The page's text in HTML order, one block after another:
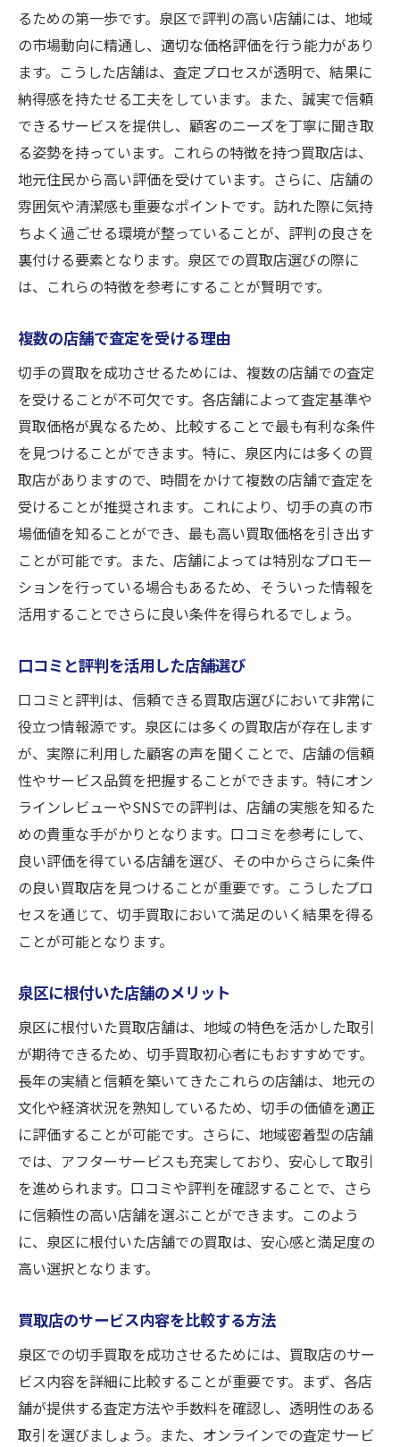
るための第一歩です。泉区で評判の高い店舗には、地域
の市場動向に精通し、適切な価格評価を行う能力があり
ます。こうした店舗は、査定プロセスが透明で、結果に
納得感を持たせる工夫をしています。また、誠実で信頼
できるサービスを提供し、顧客のニーズを丁寧に聞き取
る姿勢を持っています。これらの特徴を持つ買取店は、
地元住民から高い評価を受けています。さらに、店舗の
雰囲気や清潔感も重要なポイントです。訪れた際に気持
ちよく過ごせる環境が整っていることが、評判の良さを
裏付ける要素となります。泉区での買取店選びの際に
は、これらの特徴を参考にすることが賢明です。
複数の店舗で査定を受ける理由
切手の買取を成功させるためには、複数の店舗での査定
を受けることが不可欠です。各店舗によって査定基準や
買取価格が異なるため、比較することで最も有利な条件
を見つけることができます。特に、泉区内には多くの買
取店がありますので、時間をかけて複数の店舗で査定を
受けることが推奨されます。これにより、切手の真の市
場価値を知ることができ、最も高い買取価格を引き出す
ことが可能です。また、店舗によっては特別なプロモー
ションを行っている場合もあるため、そういった情報を
活用することでさらに良い条件を得られるでしょう。
口コミと評判を活用した店舗選び
口コミと評判は、信頼できる買取店選びにおいて非常に
役立つ情報源です。泉区には多くの買取店が存在します
が、実際に利用した顧客の声を聞くことで、店舗の信頼
性やサービス品質を把握することができます。特にオン
ラインレビューやSNSでの評判は、店舗の実態を知るた
めの貴重な手がかりとなります。口コミを参考にして、
良い評価を得ている店舗を選び、その中からさらに条件
の良い買取店を見つけることが重要です。こうしたプロ
セスを通じて、切手買取において満足のいく結果を得る
ことが可能となります。
泉区に根付いた店舗のメリット
泉区に根付いた買取店舗は、地域の特色を活かした取引
が期待できるため、切手買取初心者にもおすすめです。
長年の実績と信頼を築いてきたこれらの店舗は、地元の
文化や経済状況を熟知しているため、切手の価値を適正
に評価することが可能です。さらに、地域密着型の店舗
では、アフターサービスも充実しており、安心して取引
を進められます。口コミや評判を確認することで、さら
に信頼性の高い店舗を選ぶことができます。このよう
に、泉区に根付いた店舗での買取は、安心感と満足度の
高い選択となります。
買取店のサービス内容を比較する方法
泉区での切手買取を成功させるためには、買取店のサー
ビス内容を詳細に比較することが重要です。まず、各店
舗が提供する査定方法や手数料を確認し、透明性のある
取引を選びましょう。また、オンラインでの査定サービ